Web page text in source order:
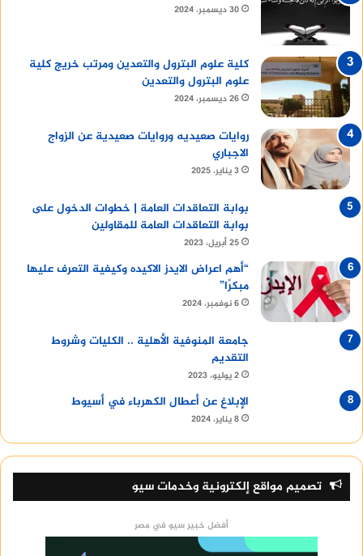
30 ديسمبر، 2024
كلية علوم البترول والتعدين ومرتب خريج كلية
علوم البترول والتعدين
26 ديسمبر، 2024
روايات صعيديه وروايات صعيدية عن الزواج
الاجباري
3 يناير، 2025
بوابة التعاقدات العامة | خطوات الدخول على
بوابة التعاقدات العامة للمقاولين
25 أبريل، 2023
“أهم اعراض الايدز الاكيده وكيفية التعرف عليها
مبكرًا”
6 نوفمبر، 2024
جامعة المنوفية الأهلية .. الكليات وشروط
التقديم
2 يوليو، 2023
الإبلاغ عن أعطال الكهرباء في أسيوط
8 يناير، 2024
تصميم مواقع إلكترونية وخدمات سيو
أفضل خبير سيو في مصر